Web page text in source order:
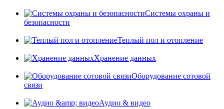
Системы охраны и
безопасности
Теплый пол и отопление
Хранение данных
Оборудование сотовой
связи
Аудио & видео